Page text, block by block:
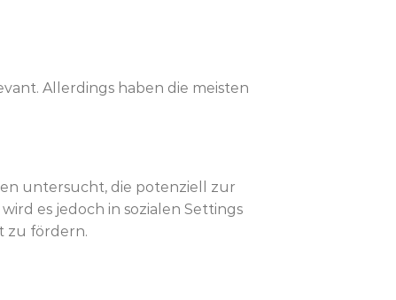
Allerdings haben die meisten
untersucht, die potenziell zur
es jedoch in sozialen Settings
zu fördern.